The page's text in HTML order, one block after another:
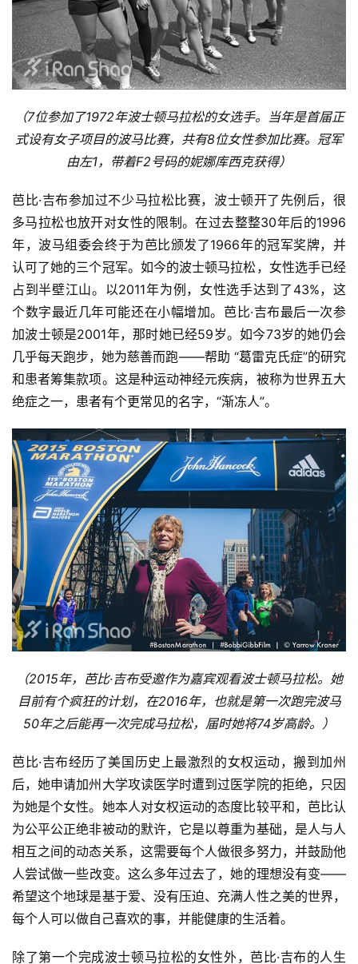
（7位参加了1972年波士顿马拉松的女选手。当年是首届正
式设有女子项目的波马比赛，共有8位女性参加比赛。冠军
由左1，带着F2号码的妮娜库西克获得）
芭比·吉布参加过不少马拉松比赛，波士顿开了先例后，很
多马拉松也放开对女性的限制。在过去整整30年后的1996
年，波马组委会终于为芭比颁发了1966年的冠军奖牌，并
认可了她的三个冠军。如今的波士顿马拉松，女性选手已经
占到半壁江山。以2011年为例，女性选手达到了43%，这
个数字最近几年可能还在小幅增加。芭比·吉布最后一次参
加波士顿是2001年，那时她已经59岁。如今73岁的她仍会
几乎每天跑步，她为慈善而跑——帮助 “葛雷克氏症”的研究
和患者筹集款项。这是种运动神经元疾病，被称为世界五大
绝症之一，患者有个更常见的名字，“渐冻人”。
（2015年， 芭比·吉布受邀作为嘉宾观看波士顿马拉松。 她
目前有个疯狂的计划，在2016年，也就是第一次跑完波马
50年之后能再一次完成马拉松，届时她将74岁高龄。）
芭比·吉布经历了美国历史上最激烈的女权运动，搬到加州
后，她申请加州大学攻读医学时遭到过医学院的拒绝，只因
为她是个女性。她本人对女权运动的态度比较平和，芭比认
为公平公正绝非被动的默许，它是以尊重为基础，是人与人
相互之间的动态关系，这需要每个人做很多努力，并鼓励他
人尝试做一些改变。这么多年过去了，她的理想没有变——
希望这个地球是基于爱、没有压迫、充满人性之美的世界，
每个人可以做自己喜欢的事，并能健康的生活着。
除了第一个完成波士顿马拉松的女性外，芭比·吉布的人生